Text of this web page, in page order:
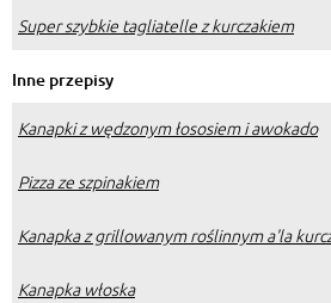
Super szybkie tagliatelle z kurczakiem
Inne przepisy
Kanapki z wędzonym łososiem i awokado
Pizza ze szpinakiem
Kanapka z grillowanym roślinnym a'la
Kanapka włoska